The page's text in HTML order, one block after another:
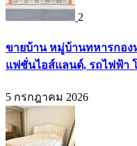
2
ขายบ้าน หมู่บ้านทหารกอง
แฟชั่นไอส์แลนด์, รถไฟฟ้า โ
5 กรกฎาคม 2026